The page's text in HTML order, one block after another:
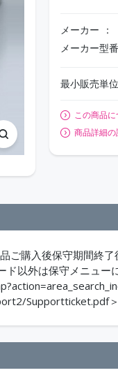
メーカー
メーカー型番
最小販売単位
この商品
商品詳細
購入後保守期間終了
以外は保守メニュー
Supportticket.pdf＞